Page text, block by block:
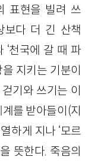
표현을 빌려 쓰
보다 더 긴 산책
‘천국에 갈 때 파
지키는 기분이
기와 쓰기는 이
를 받아들이(지
하게 지나 ‘모르
뜻한다. 죽음의